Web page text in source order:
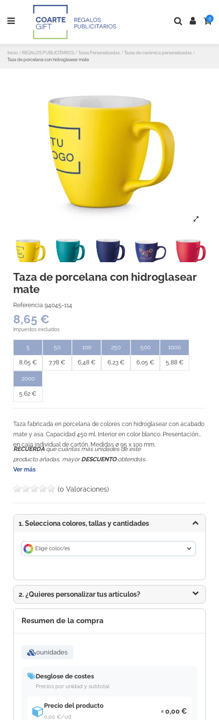
0
Inicio REGALOS PUBLICITARIOS Tazas Personalizadas
Tazas de cerámica personalizadas
Taza de porcelana con hidroglasear mate
Taza de porcelana con hidroglasear
mate
Referencia 94045-114
8,65 €
Impuestos excluidos
5
8,65 €
50
7,78 €
100
6,48 €
250
6,23 €
500
6,05 €
1000
5,88 €
2000
5,62 €
Taza fabricada en porcelana de colores con hidroglasear con acabado
mate y asa. Capacidad 450 ml. Interior en color blanco. Presentación
en caja individual de cartón. Medidas ø 95 x 100 mm.
RECUERDA que cuántas más unidades de este
producto añadas, mayorDESCUENTOobtendrás.
Ver más
(0 Valoraciones)
1. Selecciona colores, tallas y cantidades
Elige color/es
2. ¿Quieres personalizar tus artículos?
Resumen de la compra
0unidades
Desglose de costes
Precios por unidad y subtotal
Precio del producto
0,00 €/ud
0,00 €